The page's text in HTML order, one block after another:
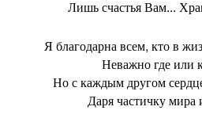
Лишь счастья Вам...
Я благодарна всем, кто в
Неважно где или
Но с каждым другом
Даря частичку мира